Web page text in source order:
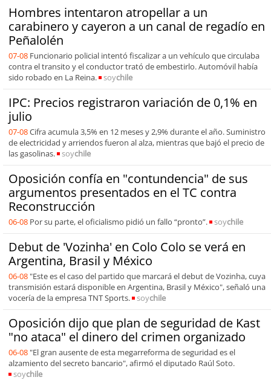
Hombres intentaron atropellar a un
carabinero y cayeron a un canal de regadío en
Peñalolén
07-08 Funcionario policial intentó fiscalizar a un vehículo que circulaba
contra el transito y el conductor trató de embestirlo. Automóvil había
sido robado en La Reina.
soychile
IPC: Precios registraron variación de 0,1% en
julio
07-08Cifra acumula 3,5% en 12 meses y 2,9% durante el año. Suministro
de electricidad y arriendos fueron al alza, mientras que bajó el precio de
las gasolinas.
soychile
Oposición confía en "contundencia" de sus
argumentos presentados en el TC contra
Reconstrucción
06-08 Por su parte, el oficialismo pidió un fallo “pronto”. soychile
Debut de 'Vozinha' en Colo Colo se verá en
Argentina, Brasil y México
06-08 "Este es el caso del partido que marcará el debut de Vozinha, cuya
transmisión estará disponible en Argentina, Brasil y México", señaló una
vocería de la empresa TNT Sports.
soychile
Oposición dijo que plan de seguridad de Kast
"no ataca" el dinero del crimen organizado
06-08 "El gran ausente de esta megarreforma de seguridad es el
alzamiento del secreto bancario", afirmó el diputado Raúl Soto.
soychile